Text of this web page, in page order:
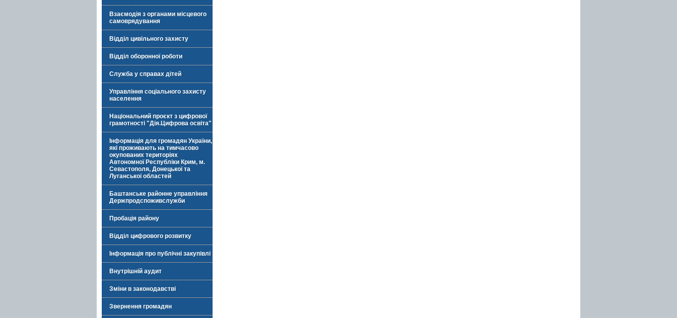
Взаємодія з органами місцевого
самоврядування
Відділ цивільного захисту
Відділ оборонної роботи
Служба у справах дітей
Управління соціального захисту
населення
Національний проєкт з цифрової
грамотності "Дія.Цифрова освіта"
Інформація для громадян України,
які проживають на тимчасово
окупованих територіях
Автономної Республіки Крим, м.
Севастополя, Донецької та
Луганської областей
Баштанське районне управління
Держпродспоживслужби
Пробація району
Відділ цифрового розвитку
Інформація про публічні закупівлі
Внутрішній аудит
Зміни в законодавстві
Звернення громадян